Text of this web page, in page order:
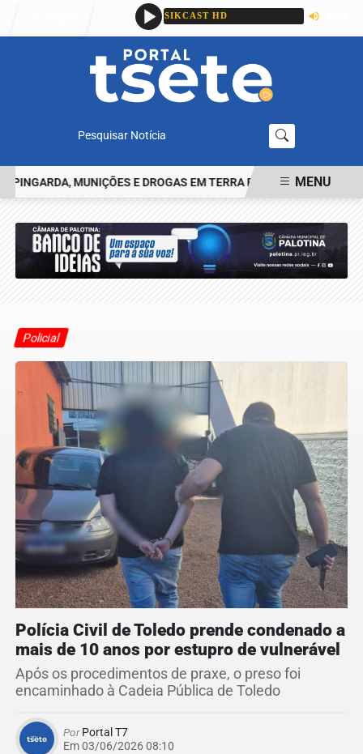
Pesquisar Notícia
MUNIÇÕES E DROGAS EM TERRA ROXA CASAL É
MENU
Policial
Polícia Civil de Toledo prende condenado a
mais de 10 anos por estupro de vulnerável
Após os procedimentos de praxe, o preso foi
encaminhado à Cadeia Pública de Toledo
PorPortal T7
Em 03/06/2026 08:10